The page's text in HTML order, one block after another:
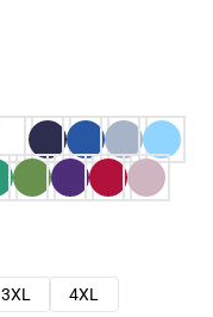
3XL
4XL